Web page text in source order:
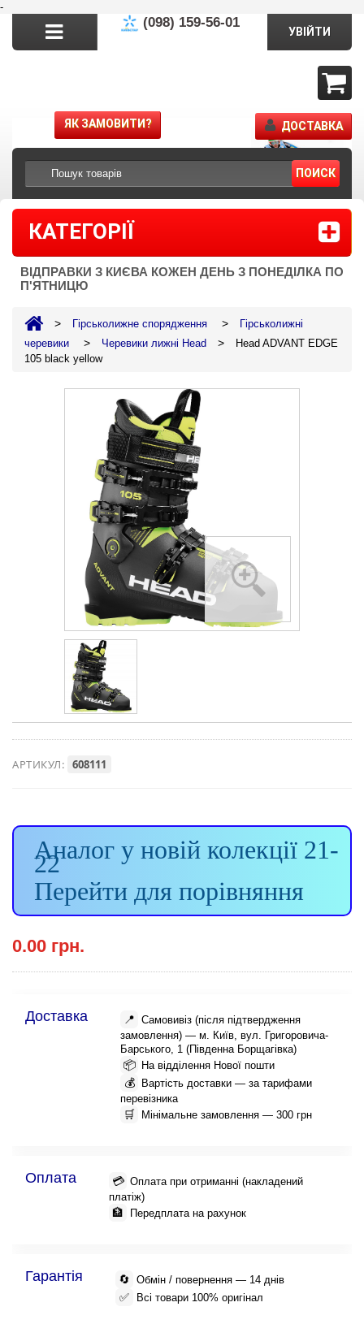
-
(098) 159-56-01
ПОИСК
УВІЙТИ
ЯК ЗАМОВИТИ? ДОСТАВКА
КАТЕГОРІЇ
ВІДПРАВКИ З КИЄВА КОЖЕН ДЕНЬ З ПОНЕДІЛКА ПО
П'ЯТНИЦЮ
> Гірськолижне спорядження >
Гірськолижні
черевики
> Черевики лижні Head >
Head ADVANT EDGE
105 black yellow
АРТИКУЛ: 608111
Аналог у новій колекції 21-
22
Перейти для порівняння
0.00 грн.
Доставка 📍 Самовивіз (після підтвердження
замовлення) — м. Київ, вул. Григоровича-
Барського, 1 (Південна Борщагівка)
📦 На відділення Нової пошти
💰
Вартість доставки — за тарифами
перевізника
🛒 Мінімальне замовлення — 300 грн
Оплата 💳 Оплата при отриманні (накладений
платіж)
🏦 Передплата на рахунок
Гарантія 🔄 Обмін / повернення — 14 днів
✅ Всі товари 100% оригінал